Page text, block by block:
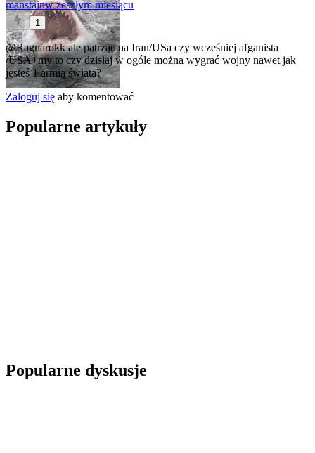
manstainw zeszłym miesiącu
1
@Ragnarokkale patrząc na Iran/USa czy wcześniej afganista
/USA+my to czy dzisiaj w ogóle można wygrać wojny nawet jak
jesteś 1 armią świata?
Zaloguj się aby komentować
Popularne artykuły
Popularne dyskusje